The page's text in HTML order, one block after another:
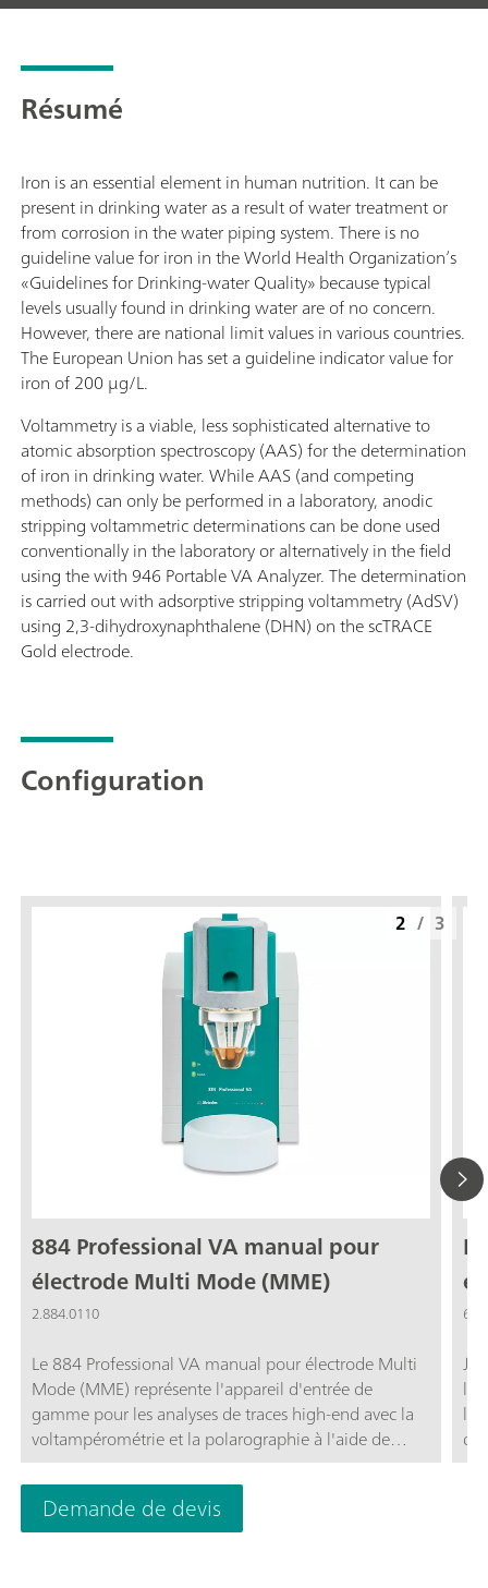
Résumé
Iron is an essential element in human nutrition. It can be
present in drinking water as a result of water treatment or
from corrosion in the water piping system. There is no
guideline value for iron in the World Health Organization’s
«Guidelines for Drinking-water Quality» because typical
levels usually found in drinking water are of no concern.
However, there are national limit values in various countries.
The European Union has set a guideline indicator value for
iron of 200 μg/L.
Voltammetry is a viable, less sophisticated alternative to
atomic absorption spectroscopy (AAS) for the determination
of iron in drinking water. While AAS (and competing
methods) can only be performed in a laboratory, anodic
stripping voltammetric determinations can be done used
conventionally in the laboratory or alternatively in the field
using the with 946 Portable VA Analyzer. The determination
is carried out with adsorptive stripping voltammetry (AdSV)
using 2,3-dihydroxynaphthalene (DHN) on the scTRACE
Gold electrode.
Configuration
884 Professional VA manual pour
électrode Multi Mode (MME)
2.884.0110
Le 884 Professional VA manual pour électrode Multi
Mode (MME) représente l'appareil d'entrée de
gamme pour les analyses de traces high-end avec la
voltampérométrie et la polarographie à l'aide de
l'électrode Multi Mode pro, du scTRACE Gold ou de
l'électrode goutte à goutte au bismuth. La technique
éprouvée des électrodes de Metrohm associée à un
potentiostat/galvanostat performant et le logiciel viva
2 / 3
Demande de devis